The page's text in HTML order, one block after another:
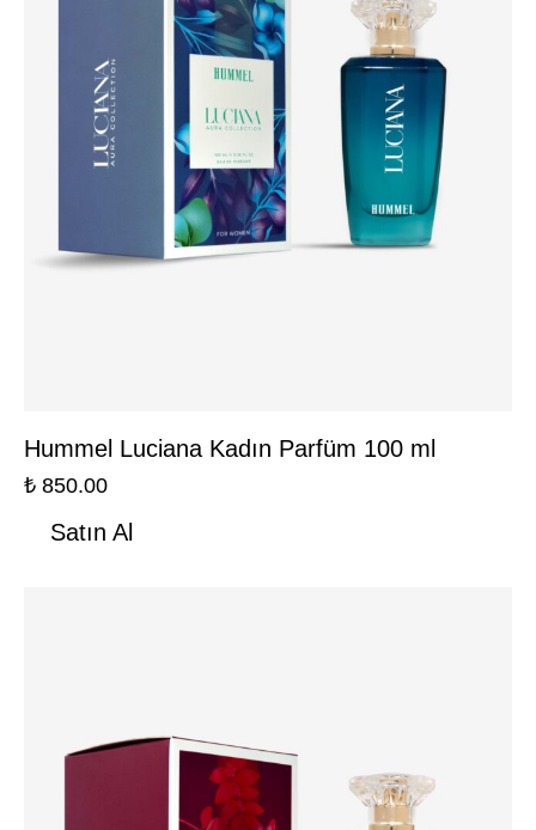
Hummel Luciana Kadın Parfüm 100 ml
₺ 850.00
Satın Al